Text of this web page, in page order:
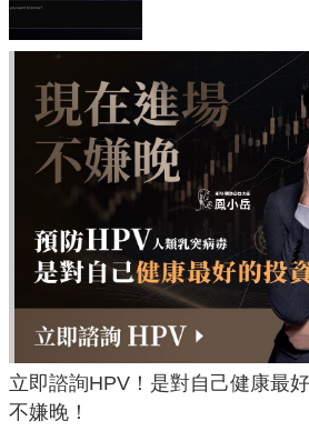
立即諮詢HPV！是對自己健康最
不嫌晚！